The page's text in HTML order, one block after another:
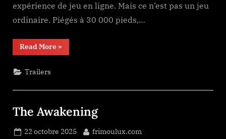
expérience de jeu en ligne. Mais ce n’est pas un jeu
ordinaire. Piégés à 30 000 pieds,…
Read More“Panic
Button”
»
Trailers
The Awakening
Posted
22 octobre 2025 By
frimoulux.com